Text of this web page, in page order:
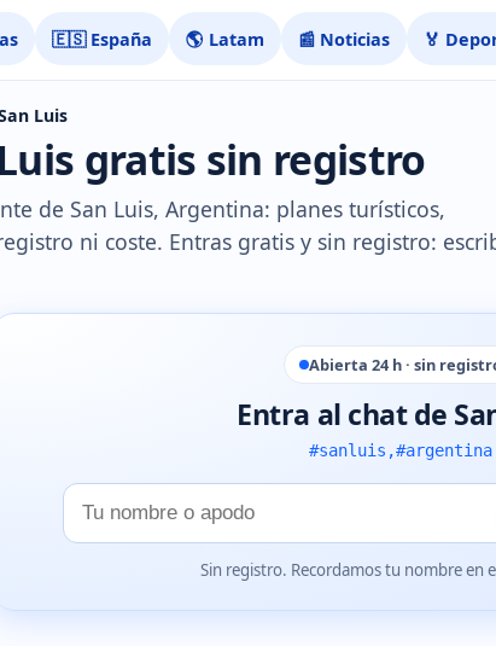
🇪🇸 España 🌎 Latam 📰 Noticias 🏅
Luis
gratis sin registro
de San Luis, Argentina: planes turísticos,
ni coste. Entras gratis y sin registro:
Abierta 24 h · sin
Entra al chat de
#sanluis,#argentina
Tu
nombre
Sin registro. Recordamos tu nombre en